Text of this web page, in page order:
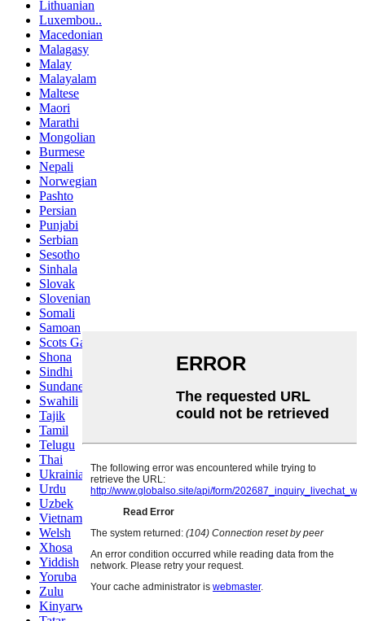
Lithuanian
Luxembou..
Macedonian
Malagasy
Malay
Malayalam
Maltese
Maori
Marathi
Mongolian
Burmese
Nepali
Norwegian
Pashto
Persian
Punjabi
Serbian
Sesotho
Sinhala
Slovak
Slovenian
Somali
Samoan
Scots Gaelic
Shona
Sindhi
Sundanese
Swahili
Tajik
Tamil
Telugu
Thai
Ukrainian
Urdu
Uzbek
Vietnamese
Welsh
Xhosa
Yiddish
Yoruba
Zulu
Kinyarwanda